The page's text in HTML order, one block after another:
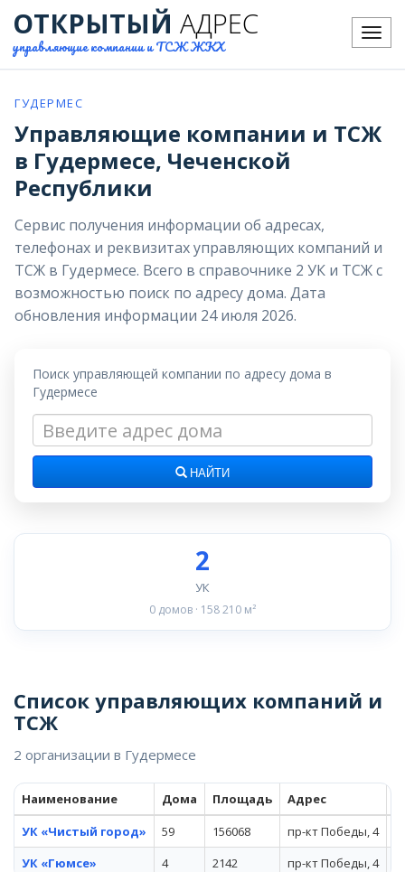
Меню
ОТКРЫТЫЙ АДРЕС
управляющие компании и ТСЖ ЖКХ
ГУДЕРМЕС
Управляющие компании и ТСЖ
в Гудермесе, Чеченской
Республики
Сервис получения информации об адресах,
телефонах и реквизитах управляющих компаний и
ТСЖ в Гудермесе. Всего в справочнике 2 УК и ТСЖ с
возможностью поиск по адресу дома. Дата
обновления информации 24 июля 2026.
Поиск управляющей компании по адресу дома в
Гудермесе
НАЙТИ
2
УК
0 домов · 158 210 м²
Список управляющих компаний и
ТСЖ
2 организации в Гудермесе
Наименование Дома Площадь Адрес
УК «Чистый город»
59 156068 пр-кт Победы, 4
УК «Гюмсе»
4 2142 пр-кт Победы, 4